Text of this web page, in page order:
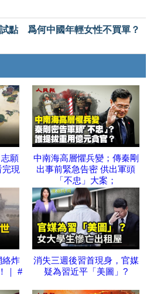
點 爲何中國年輕女性不買單？
願
現
中南海高層懼兵變；傳秦剛
出事前緊急告密 供出軍頭
「不忠」大案；
絡炸
｜ #
消失三週後習首現身，官媒
疑為習近平「美圖」?